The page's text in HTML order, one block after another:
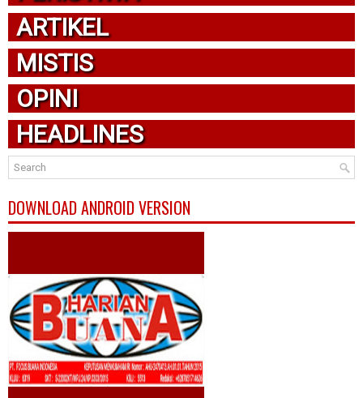
ARTIKEL
MISTIS
OPINI
HEADLINES
DOWNLOAD ANDROID VERSION